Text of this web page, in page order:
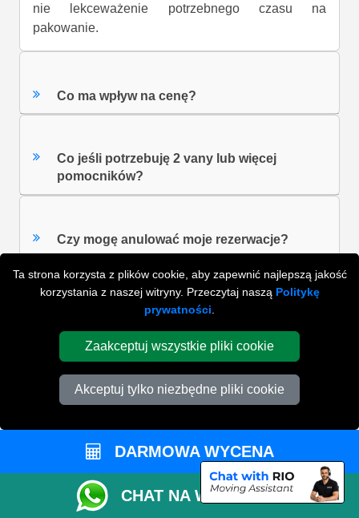
Ta strona korzysta z plików cookie, aby zapewnić najlepszą jakość
korzystania z naszej witryny. Przeczytaj naszą Politykę
prywatności
Zaakceptuj wszystkie pliki cookie
Akceptuj tylko niezbędne pliki cookie
nie lekceważenie potrzebnego czasu na
pakowanie.
Co ma wpływ na cenę?
Co jeśli potrzebuję 2 vany lub więcej
pomocników?
Czy mogę anulować moje rezerwacje?
Czy mogę korzystać z internetowego
kalkulatora rozmiarów vana zarówno w
przypadku przeprowadzek osobistych, jak i
komercyjnych?
WYSZUKAJ W NAJCZĘŚCIEJ ZADAWANYCH
PYTANIACH
DARMOWA WYCENA
CHAT NA WHATSAPP